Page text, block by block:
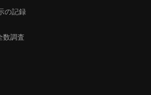
の記録
数調査